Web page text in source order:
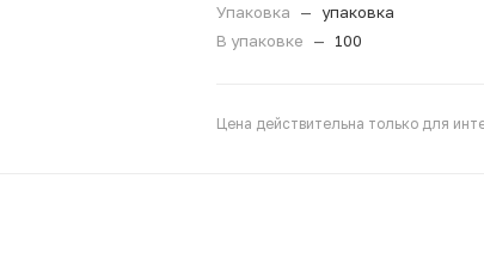
Упаковка —
упаковка
В упаковке
— 100
Цена действительна только для